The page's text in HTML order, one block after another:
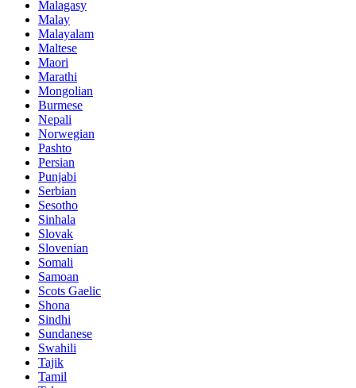
Malagasy
Malay
Malayalam
Maltese
Maori
Marathi
Mongolian
Burmese
Nepali
Norwegian
Pashto
Persian
Punjabi
Serbian
Sesotho
Sinhala
Slovak
Slovenian
Somali
Samoan
Scots Gaelic
Shona
Sindhi
Sundanese
Swahili
Tajik
Tamil